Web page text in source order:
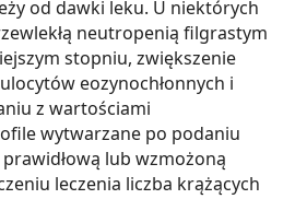
od dawki leku. U niektórych
neutropenią filgrastym
stopniu, zwiększenie
eozynochłonnych i
z wartościami
wytwarzane po podaniu
lub wzmożoną
leczenia liczba krążących